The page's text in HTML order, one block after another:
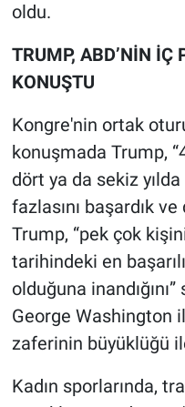
oldu.
TRUMP, ABD’NİN
KONUŞTU
Kongre'nin ortak
konuşmada Trump,
dört ya da sekiz
fazlasını başardık
Trump, “pek çok
tarihindeki en
olduğuna
George Washington
zaferinin büyüklüğü
Kadın sporlarında,
Kültür Sanat
Ne demişti
Popüler
Programlar
Sağlık
Spor
Teknoloji
Türkiye'nin